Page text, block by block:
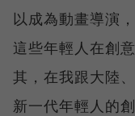
以成為動畫導演
這些年輕人在創
其，在我跟大陸
新一代年輕人的